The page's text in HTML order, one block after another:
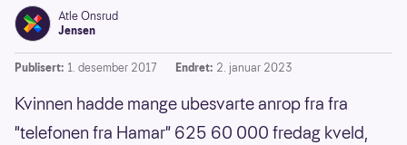
Atle Onsrud
Jensen
Publisert: 1. desember 2017 Endret: 2. januar 2023
Kvinnen hadde mange ubesvarte anrop fra fra
"telefonen fra Hamar" 625 60 000 fredag kveld,